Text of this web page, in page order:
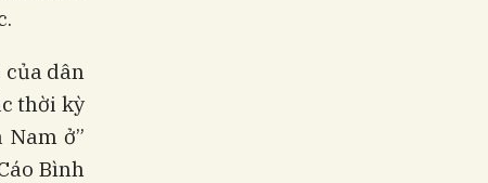
dân
thời kỳ
ở”
Bình